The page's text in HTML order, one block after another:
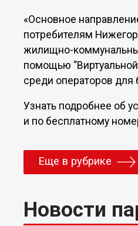
«Основное
потребителям
жилищно-
помощью
среди операторов для
Узнать подробнее об
и по бесплатному
Еще в рубрике
Новости